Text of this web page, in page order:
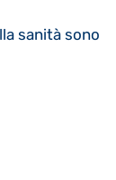
sanità sono